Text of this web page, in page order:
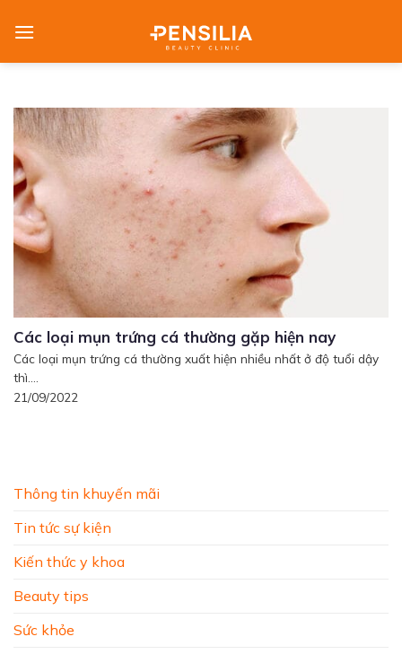
Thông tin khuyến mãi
Tin tức sự kiện
Kiến thức y khoa
Beauty tips
Sức khỏe
Các loại mụn trứng cá thường gặp hiện nay
Các loại mụn trứng cá thường xuất hiện nhiều nhất ở độ tuổi dậy
thì....
21/09/2022